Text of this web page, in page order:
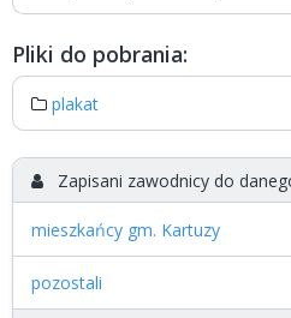
Pliki do pobrania:
plakat
Zapisani zawodnicy do
mieszkańcy gm. Kartuzy
pozostali